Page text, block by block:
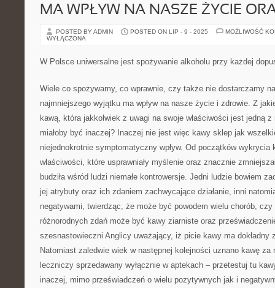
MA WPŁYW NA NASZE ŻYCIE
POSTED BY ADMIN POSTED ON LIP - 9 - 2025
MOŻLIWOŚĆ
WYŁĄCZONA
W Polsce uniwersalne jest spożywanie alkoholu przy każdej
Wiele co spożywamy, co wprawnie, czy także nie dostarczamy
najmniejszego wyjątku ma wpływ na nasze życie i zdrowie. Z
kawą, która jakkolwiek z uwagi na swoje właściwości jest jedną
miałoby być inaczej? Inaczej nie jest więc kawy sklep jak
niejednokrotnie symptomatyczny wpływ. Od początków
właściwości, które usprawniały myślenie oraz znacznie
budziła wśród ludzi niemałe kontrowersje. Jedni ludzie bowiem
jej atrybuty oraz ich zdaniem zachwycające działanie, inni
negatywami, twierdząc, że może być powodem wielu chorób,
różnorodnych zdań może być kawy ziarniste oraz
szesnastowieczni Anglicy uważający, iż picie kawy ma dokładny
Natomiast zaledwie wiek w następnej kolejności uznano kawę za
leczniczy sprzedawany wyłącznie w aptekach – przetestuj tu
inaczej, mimo przeświadczeń o wielu pozytywnych jak i